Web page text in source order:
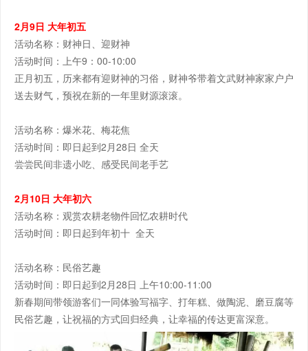
2月9日 大年初五
活动名称：财神日、迎财神
活动时间：上午9：00-10:00
正月初五，历来都有迎财神的习俗，财神爷带着文武财神家家户户
送去财气，预祝在新的一年里财源滚滚。
活动名称：爆米花、梅花焦
活动时间：即日起到2月28日 全天
尝尝民间非遗小吃、感受民间老手艺
2月10日 大年初六
活动名称：观赏农耕老物件回忆农耕时代
活动时间：即日起到年初十 全天
活动名称：民俗艺趣
活动时间：即日起到2月28日 上午10:00-11:00
新春期间带领游客们一同体验写福字、打年糕、做陶泥、磨豆腐等
民俗艺趣，让祝福的方式回归经典，让幸福的传达更富深意。